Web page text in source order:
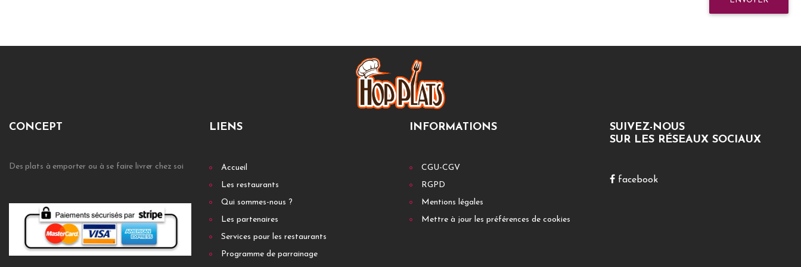
CONCEPT
Des plats à emporter ou à se faire livrer chez soi
LIENS
Accueil
Les restaurants
Qui sommes-nous ?
Les partenaires
Services pour les restaurants
Programme de parrainage
INFORMATIONS
CGU-CGV
RGPD
Mentions légales
Mettre à jour les préférences de cookies
SUIVEZ-NOUS
SUR LES RÉSEAUX SOCIAUX
facebook